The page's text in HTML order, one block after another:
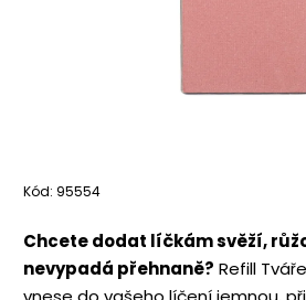
Kód: 95554
Chcete dodat líčkám svěží,
nevypadá přehnaně? Refill